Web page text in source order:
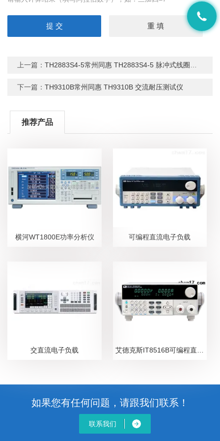
上一篇：TH2883S4-5常州同惠 TH2883S4-5 脉冲式线圈测试仪
下一篇：TH9310B常州同惠 TH9310B 交流耐压测试仪
推荐产品
横河WT1800E功率分析仪 可编程直流电子负载
交直流电子负载
如果您有任何问题，请跟我们联系！
联系我们